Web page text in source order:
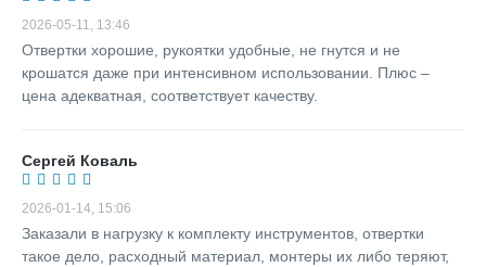
2026-05-11, 13:46
Отвертки хорошие, рукоятки удобные, не гнутся и не
крошатся даже при интенсивном использовании. Плюс –
цена адекватная, соответствует качеству.
Сергей Коваль
2026-01-14, 15:06
Заказали в нагрузку к комплекту инструментов, отвертки
такое дело, расходный материал, монтеры их либо теряют,